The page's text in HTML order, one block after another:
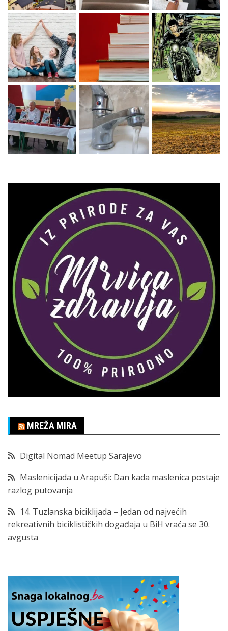
MREŽA MIRA
Digital Nomad Meetup Sarajevo
Maslenicijada u Arapuši: Dan kada maslenica postaje
razlog putovanja
14. Tuzlanska biciklijada – Jedan od najvećih
rekreativnih biciklističkih događaja u BiH vraća se 30.
avgusta